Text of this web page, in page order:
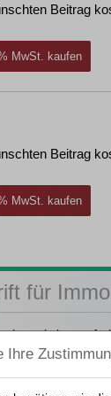
Beitrag
MwSt. kaufen
Beitrag
MwSt. kaufen
für
als
Tage kostenfreie
Nutzung